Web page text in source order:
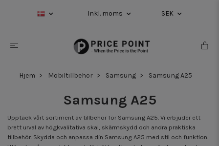
Inkl. moms SEK
Hjem Mobiltillbehör Samsung Samsung A25
Samsung A25
Upptäck vårt sortiment av tillbehör för Samsung A25. Vi erbjuder ett
brett urval av högkvalitativa skal, skärmskydd och andra praktiska
tillbehör. Skydda och anpassa din Samsung A25 med stil och funktion.